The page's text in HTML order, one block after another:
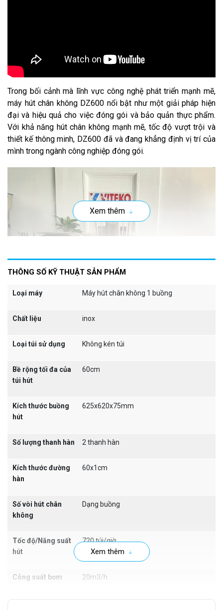
Trong bối cảnh mà lĩnh vực công nghệ phát triển mạnh mẽ,
máy hút chân không DZ600 nổi bật như một giải pháp hiện
đại và hiệu quả cho việc đóng gói và bảo quản thực phẩm.
Với khả năng hút chân không mạnh mẽ, tốc độ vượt trội và
thiết kế thông minh, DZ600 đã và đang khẳng định vị trí của
mình trong ngành công nghiệp đóng gói.
I. Cấu tạo máy hút chân không DZ60
1 bơm chân không sở hữu công suất bơm chân không lên
phép tạo ra môi trường chân không hoàn hảo, rất cần thiết
trong nhiều ứng dụng như đóng gói chân không thực phẩm,
Xem thêm
THÔNG SỐ KỸ THUẬT SẢN PHẨM
Loại máy Máy hút chân không 1 buồng
Chất liệu inox
Loại túi sử dụng Không kén túi
Bề rộng tối đa của
túi hút
60cm
Kích thước buồng
hút
625x620x75mm
Số lượng thanh hàn 2 thanh hàn
Kích thước đường
hàn
60x1cm
Số vòi hút chân
không
Dạng buồng
Tốc độ/Năng suất
hút
720 túi/giờ
Công suất bơm
20m3/h
Xem thêm